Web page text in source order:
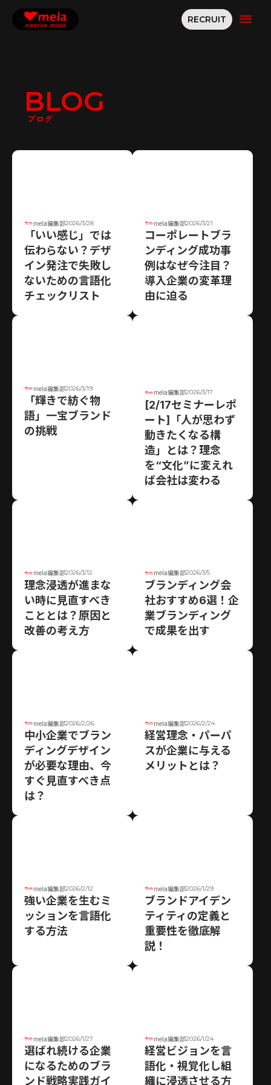
RECRUIT dehaze
BLOG
ブログ
mela編集部2026/3/28
「いい感じ」では
伝わらない？デザ
イン発注で失敗し
ないための言語化
チェックリスト
mela編集部2026/3/21
コーポレートブラ
ンディング成功事
例はなぜ今注目？
導入企業の変革理
由に迫る
mela編集部2026/3/19
「輝きで紡ぐ物
語」一宝ブランド
の挑戦
mela編集部2026/3/17
[2/17セミナーレポ
ート]「人が思わず
動きたくなる構
造」とは？理念
を“文化”に変えれ
ば会社は変わる
mela編集部2026/3/12
理念浸透が進まな
い時に見直すべき
こととは？原因と
改善の考え方
mela編集部2026/3/5
ブランディング会
社おすすめ6選！企
業ブランディング
で成果を出す
mela編集部2026/2/26
中小企業でブラン
ディングデザイン
が必要な理由、今
すぐ見直すべき点
は？
mela編集部2026/2/24
経営理念・パーパ
スが企業に与える
メリットとは？
mela編集部2026/2/12
強い企業を生むミ
ッションを言語化
する方法
mela編集部2026/1/29
ブランドアイデン
ティティの定義と
重要性を徹底解
説！
mela編集部2026/1/27
選ばれ続ける企業
になるためのブラ
ンド戦略実践ガイ
mela編集部2026/1/24
経営ビジョンを言
語化・視覚化し組
織に浸透させる方